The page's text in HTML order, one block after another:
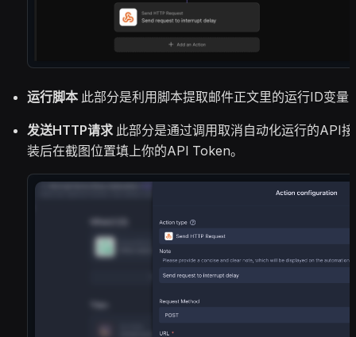
运行脚本 此部分是利用脚本提取邮件正文里的运行ID变量
发送HTTP请求 此部分是通过调用取消自动化运行的API
装后在截图位置填上你的API Token。